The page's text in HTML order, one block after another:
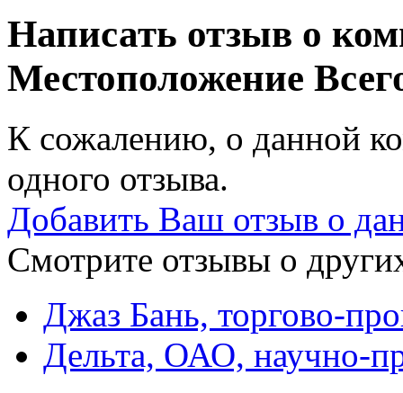
Написать отзыв о
Местоположение
К сожалению, о данной
одного отзыва.
Добавить Ваш отзыв о
Смотрите отзывы о
Джаз Бань, торгово-
Дельта, ОАО, научно-